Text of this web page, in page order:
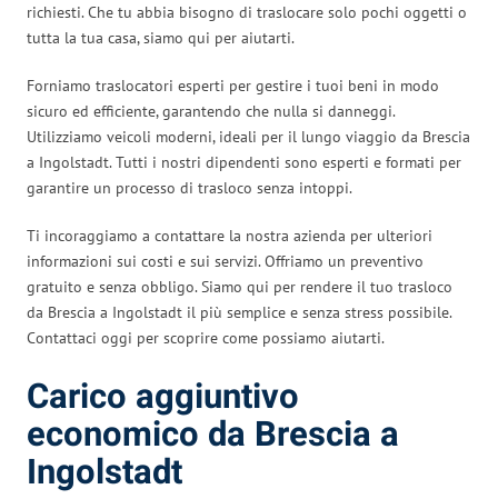
richiesti. Che tu abbia bisogno di traslocare solo pochi oggetti o
tutta la tua casa, siamo qui per aiutarti.
Forniamo traslocatori esperti per gestire i tuoi beni in modo
sicuro ed efficiente, garantendo che nulla si danneggi.
Utilizziamo veicoli moderni, ideali per il lungo viaggio da Brescia
a Ingolstadt. Tutti i nostri dipendenti sono esperti e formati per
garantire un processo di trasloco senza intoppi.
Ti incoraggiamo a contattare la nostra azienda per ulteriori
informazioni sui costi e sui servizi. Offriamo un preventivo
gratuito e senza obbligo. Siamo qui per rendere il tuo trasloco
da Brescia a Ingolstadt il più semplice e senza stress possibile.
Contattaci oggi per scoprire come possiamo aiutarti.
Carico aggiuntivo
economico da Brescia a
Ingolstadt